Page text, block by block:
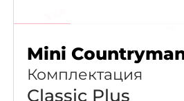
Mini
Комплектация
Classic Plus